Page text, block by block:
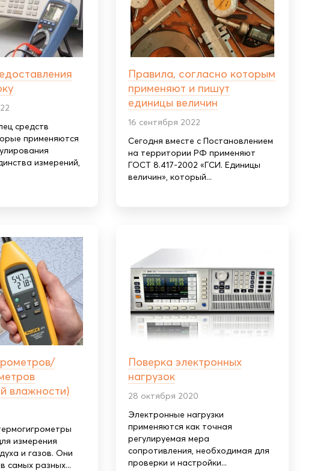
средств
применяются
измерений,
Правила, согласно которым
применяют и пишут
единицы величин
16 сентября 2022
Сегодня вместе с Постановлением
на территории РФ применяют
ГОСТ 8.417-2002 «ГСИ. Единицы
величин», который...
влажности)
измерения
и газов. Они
самых разных...
Поверка электронных
нагрузок
28 октября 2020
Электронные нагрузки
применяются как точная
регулируемая мера
сопротивления, необходимая для
проверки и настройки...